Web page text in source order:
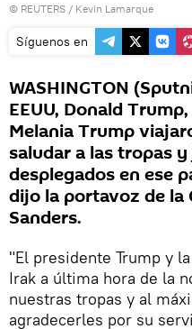
© REUTERS / Kevin Lamarque
Síguenos en
WASHINGTON
EEUU, Donald
Melania Trump
saludar a las tropas
desplegados en ese
dijo la portavoz de la
Sanders.
"El presidente Trump y
Irak a última hora de la
nuestras tropas y al
agradecerles por su